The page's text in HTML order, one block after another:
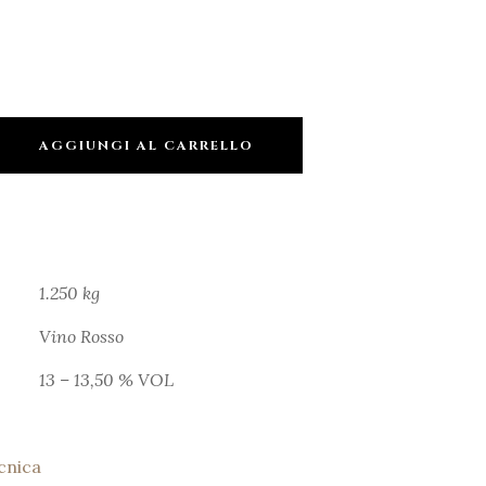
AGGIUNGI AL CARRELLO
1.250 kg
Vino Rosso
13 – 13,50 % VOL